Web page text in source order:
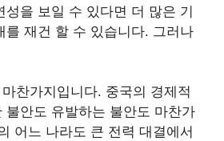
성을 보일 수 있다면 더 많은 기
를 재건 할 수 있습니다. 그러나
찬가지입니다. 중국의 경제적
불안도 유발하는 불안도 마찬가
어느 나라도 큰 전력 대결에서